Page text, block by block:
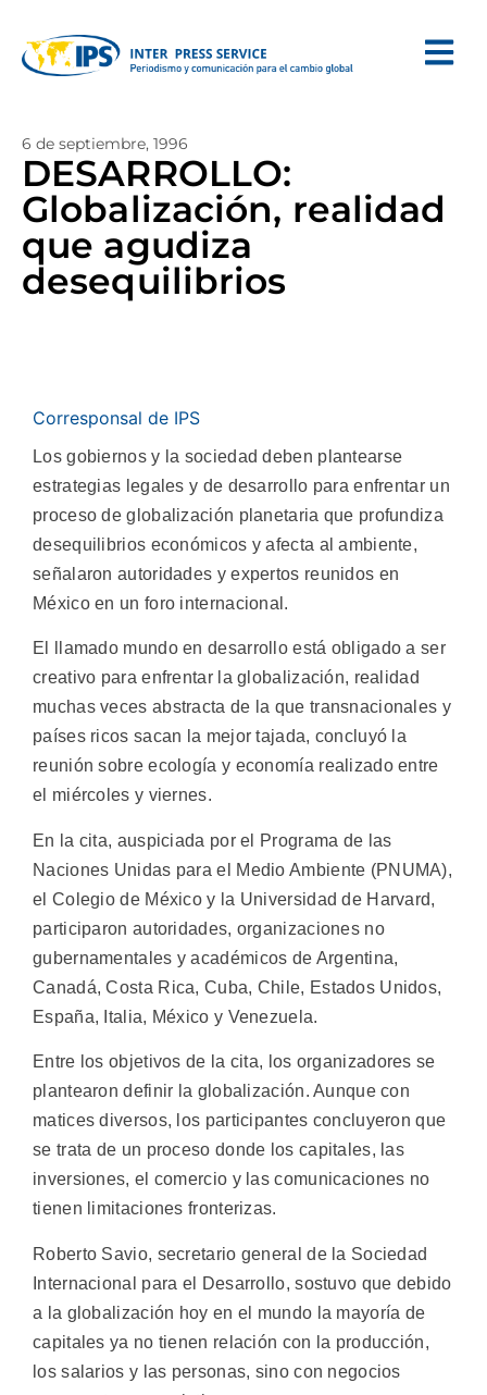
6 de septiembre, 1996
DESARROLLO:
Globalización, realidad
que agudiza
desequilibrios
Corresponsal de IPS
Los gobiernos y la sociedad deben plantearse
estrategias legales y de desarrollo para enfrentar un
proceso de globalización planetaria que profundiza
desequilibrios económicos y afecta al ambiente,
señalaron autoridades y expertos reunidos en
México en un foro internacional.
El llamado mundo en desarrollo está obligado a ser
creativo para enfrentar la globalización, realidad
muchas veces abstracta de la que transnacionales y
países ricos sacan la mejor tajada, concluyó la
reunión sobre ecología y economía realizado entre
el miércoles y viernes.
En la cita, auspiciada por el Programa de las
Naciones Unidas para el Medio Ambiente (PNUMA),
el Colegio de México y la Universidad de Harvard,
participaron autoridades, organizaciones no
gubernamentales y académicos de Argentina,
Canadá, Costa Rica, Cuba, Chile, Estados Unidos,
España, Italia, México y Venezuela.
Entre los objetivos de la cita, los organizadores se
plantearon definir la globalización. Aunque con
matices diversos, los participantes concluyeron que
se trata de un proceso donde los capitales, las
inversiones, el comercio y las comunicaciones no
tienen limitaciones fronterizas.
Roberto Savio, secretario general de la Sociedad
Internacional para el Desarrollo, sostuvo que debido
a la globalización hoy en el mundo la mayoría de
capitales ya no tienen relación con la producción,
los salarios y las personas, sino con negocios